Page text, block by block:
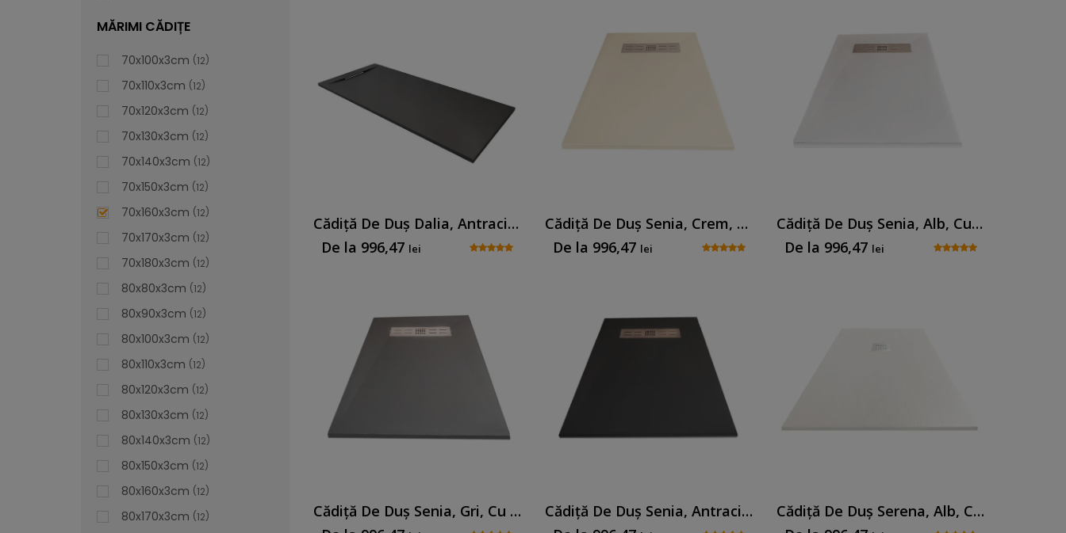
Cădiță De Duș Dalia, Antracit, Cu Sifon Inclus
De la 996,47 lei
Cădiță De Duș Senia, Crem, Cu Sifon Inclus
De la 996,47 lei
Cădiță De Duș Senia, Alb, Cu Sifon Inclus
De la 996,47 lei
Cădiță De Duș Senia, Gri, Cu Sifon Inclus
Cădiță De Duș Senia, Antracit, Cu Sifon Inclus
Cădiță De Duș Serena, Alb, Cu Sifon Inclus
MĂRIMI CĂDIȚE
70x100x3cm 12
70x110x3cm 12
70x120x3cm 12
70x130x3cm 12
70x140x3cm 12
70x150x3cm 12
70x160x3cm 12
70x170x3cm 12
70x180x3cm 12
80x80x3cm 12
80x90x3cm 12
80x100x3cm 12
80x110x3cm 12
80x120x3cm 12
80x130x3cm 12
80x140x3cm 12
80x150x3cm 12
80x160x3cm 12
80x170x3cm 12